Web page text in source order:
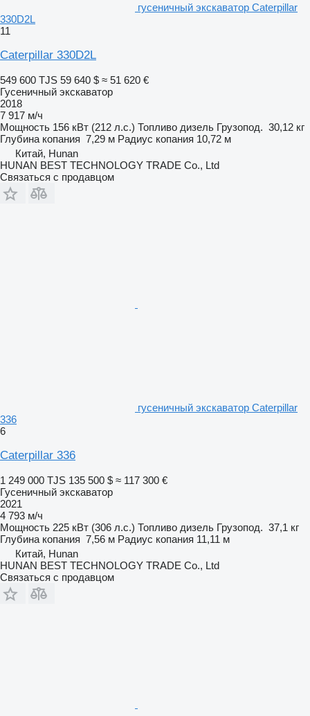
гусеничный экскаватор Caterpillar
330D2L
11
Caterpillar 330D2L
549 600 TJS 59 640 $ ≈ 51 620 €
Гусеничный экскаватор
2018
7 917 м/ч
Мощность 156 кВт (212 л.с.) Топливо дизель Грузопод. 30,12 кг
Глубина копания 7,29 м Радиус копания 10,72 м
Китай, Hunan
HUNAN BEST TECHNOLOGY TRADE Co., Ltd
Связаться с продавцом
гусеничный экскаватор Caterpillar
336
6
Caterpillar 336
1 249 000 TJS 135 500 $ ≈ 117 300 €
Гусеничный экскаватор
2021
4 793 м/ч
Мощность 225 кВт (306 л.с.) Топливо дизель Грузопод. 37,1 кг
Глубина копания 7,56 м Радиус копания 11,11 м
Китай, Hunan
HUNAN BEST TECHNOLOGY TRADE Co., Ltd
Связаться с продавцом